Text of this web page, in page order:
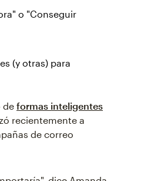
o "Conseguir
(y otras) para
de formas inteligentes
recientemente a
de correo